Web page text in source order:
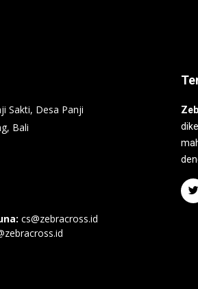
Sakti, Desa Panji
Bali
cs@zebracross.id